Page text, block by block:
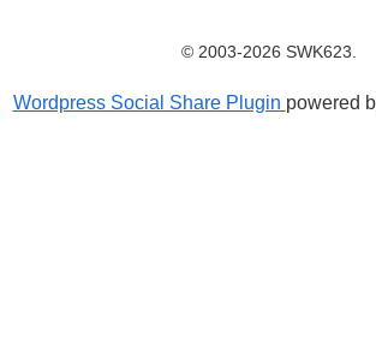
© 2003-2026 SWK623.
Wordpress Social Share Plugin powered